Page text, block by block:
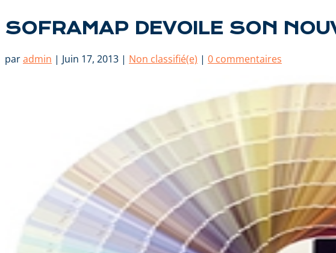
SOFRAMAP DEVOILE SON
paradmin | Juin 17, 2013 | Non classifié(e) | 0 commentaires